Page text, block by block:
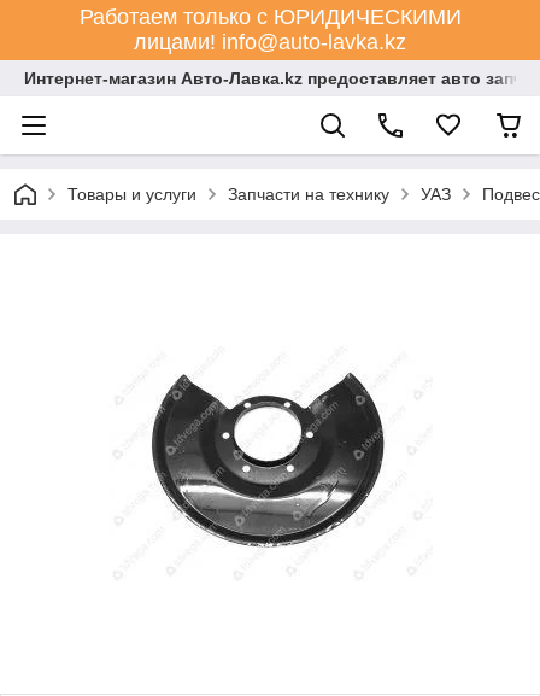
Работаем только с ЮРИДИЧЕСКИМИ
лицами! info@auto-lavka.kz
Интернет-магазин Авто-Лавка.kz предоставляет авто
Товары и услуги Запчасти на технику УАЗ